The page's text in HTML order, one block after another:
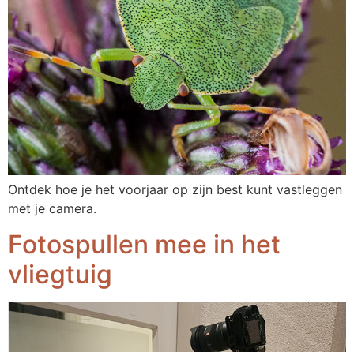
Ontdek hoe je het voorjaar op zijn best kunt vastleggen
met je camera.
Fotospullen mee in het
vliegtuig